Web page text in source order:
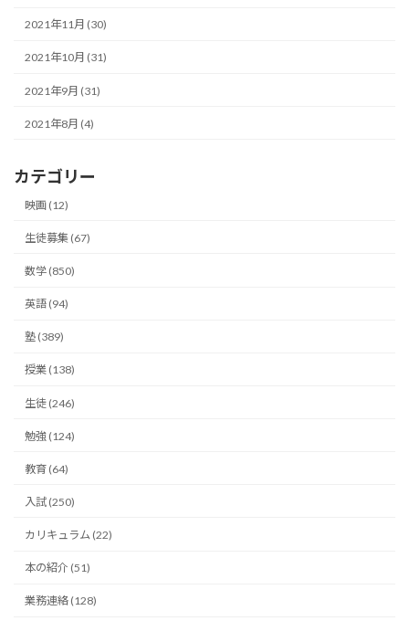
2021年11月 (30)
2021年10月 (31)
2021年9月 (31)
2021年8月 (4)
カテゴリー
映画 (12)
生徒募集 (67)
数学 (850)
英語 (94)
塾 (389)
授業 (138)
生徒 (246)
勉強 (124)
教育 (64)
入試 (250)
カリキュラム (22)
本の紹介 (51)
業務連絡 (128)